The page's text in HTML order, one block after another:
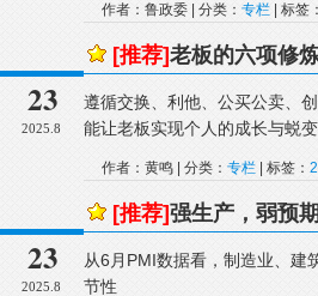
作者：鲁政委 | 分类： 专栏 | 标签：
23
2025.8
[推荐]老板的六项修
遵循交换、利他、公买公卖、
能让老板实现个人的成长与蜕变
作者：黄鸣 | 分类： 专栏 | 标签：
23
2025.8
[推荐]强生产，弱预期
从6月PMI数据看，制造业、建
节性